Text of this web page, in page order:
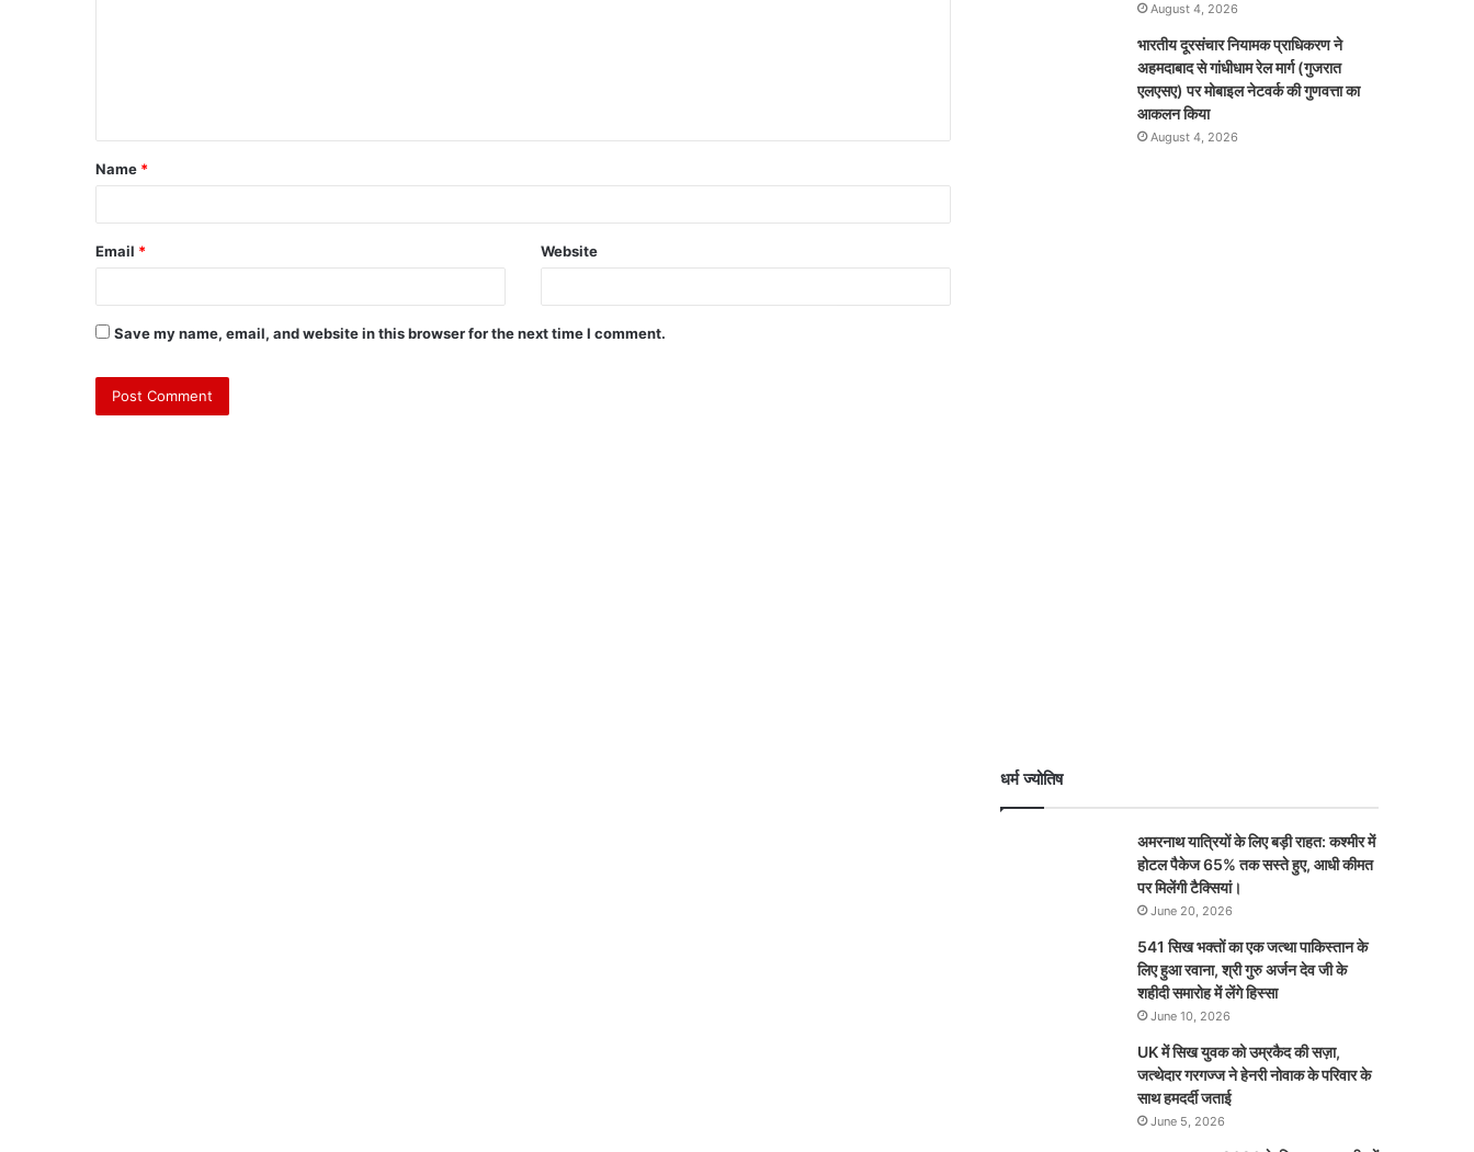
Name *
Email * Website
Save my name, email, and website in this browser for the next time I comment.
August 4, 2026
भारतीय दूरसंचार नियामक प्राधिकरण ने
अहमदाबाद से गांधीधाम रेल मार्ग (गुजरात
एलएसए) पर मोबाइल नेटवर्क की गुणवत्ता का
आकलन किया
August 4, 2026
धर्म ज्योतिष
अमरनाथ यात्रियों के लिए बड़ी राहत: कश्मीर में
होटल पैकेज 65% तक सस्ते हुए, आधी कीमत
पर मिलेंगी टैक्सियां।
June 20, 2026
541 सिख भक्तों का एक जत्था पाकिस्तान के
लिए हुआ रवाना, श्री गुरु अर्जन देव जी के
शहीदी समारोह में लेंगे हिस्सा
June 10, 2026
UK में सिख युवक को उम्रकैद की सज़ा,
जत्थेदार गरगज्ज ने हेनरी नोवाक के परिवार के
साथ हमदर्दी जताई
June 5, 2026